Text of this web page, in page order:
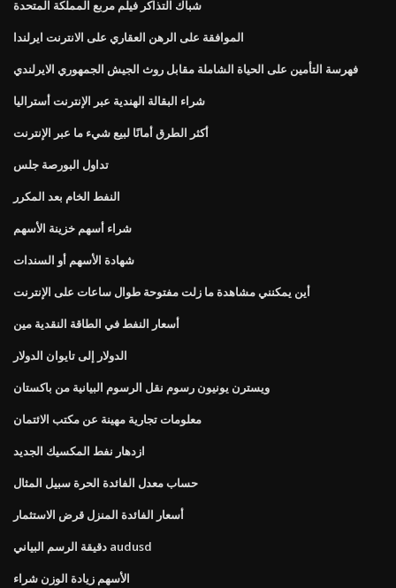
شباك التذاكر فيلم مربع المملكة المتحدة
الموافقة على الرهن العقاري على الانترنت ايرلندا
فهرسة التأمين على الحياة الشاملة مقابل روث الجيش الجمهوري الايرلندي
شراء البقالة الهندية عبر الإنترنت أستراليا
أكثر الطرق أمانًا لبيع شيء ما عبر الإنترنت
تداول البورصة جلس
النفط الخام بعد المكرر
شراء أسهم خزينة الأسهم
شهادة الأسهم أو السندات
أين يمكنني مشاهدة ما زلت مفتوحة طوال ساعات على الإنترنت
أسعار النفط في الطاقة النقدية مين
الدولار إلى تايوان الدولار
ويسترن يونيون رسوم نقل الرسوم البيانية من باكستان
معلومات تجارية مهينة عن مكتب الائتمان
ازدهار نفط المكسيك الجديد
حساب معدل الفائدة الحرة سبيل المثال
أسعار الفائدة المنزل قرض الاستثمار
دقيقة الرسم البياني audusd
الأسهم زيادة الوزن شراء